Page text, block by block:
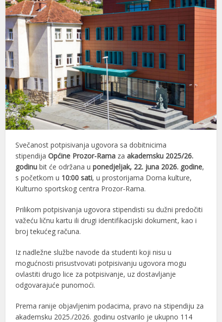
Svečanost potpisivanja ugovora sa dobitnicima
stipendijaOpćine Prozor-Rama zaakademsku 2025/26.
godinu bit će održana uponedjeljak, 22. juna 2026. godine,
s početkom u 10:00 sati, u prostorijama Doma kulture,
Kulturno sportskog centra Prozor-Rama.
Prilikom potpisivanja ugovora stipendisti su dužni predočiti
važeću ličnu kartu ili drugi identifikacijski dokument, kao i
broj tekućeg računa.
Iz nadležne službe navode da studenti koji nisu u
mogućnosti prisustvovati potpisivanju ugovora mogu
ovlastiti drugo lice za potpisivanje, uz dostavljanje
odgovarajuće punomoći.
Prema ranije objavljenim podacima, pravo na stipendiju za
akademsku 2025./2026. godinu ostvarilo je ukupno 114